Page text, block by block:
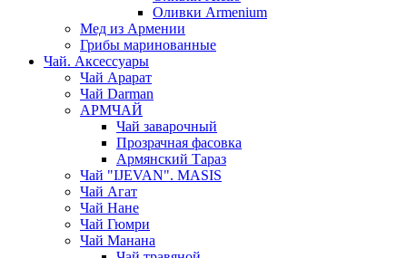
Оливки Armenium
Мед из Армении
Грибы маринованные
Чай. Аксессуары
Чай Арарат
Чай Darman
АРМЧАЙ
Чай заварочный
Прозрачная фасовка
Армянский Тараз
Чай "IJEVAN". MASIS
Чай Агат
Чай Нане
Чай Гюмри
Чай Манана